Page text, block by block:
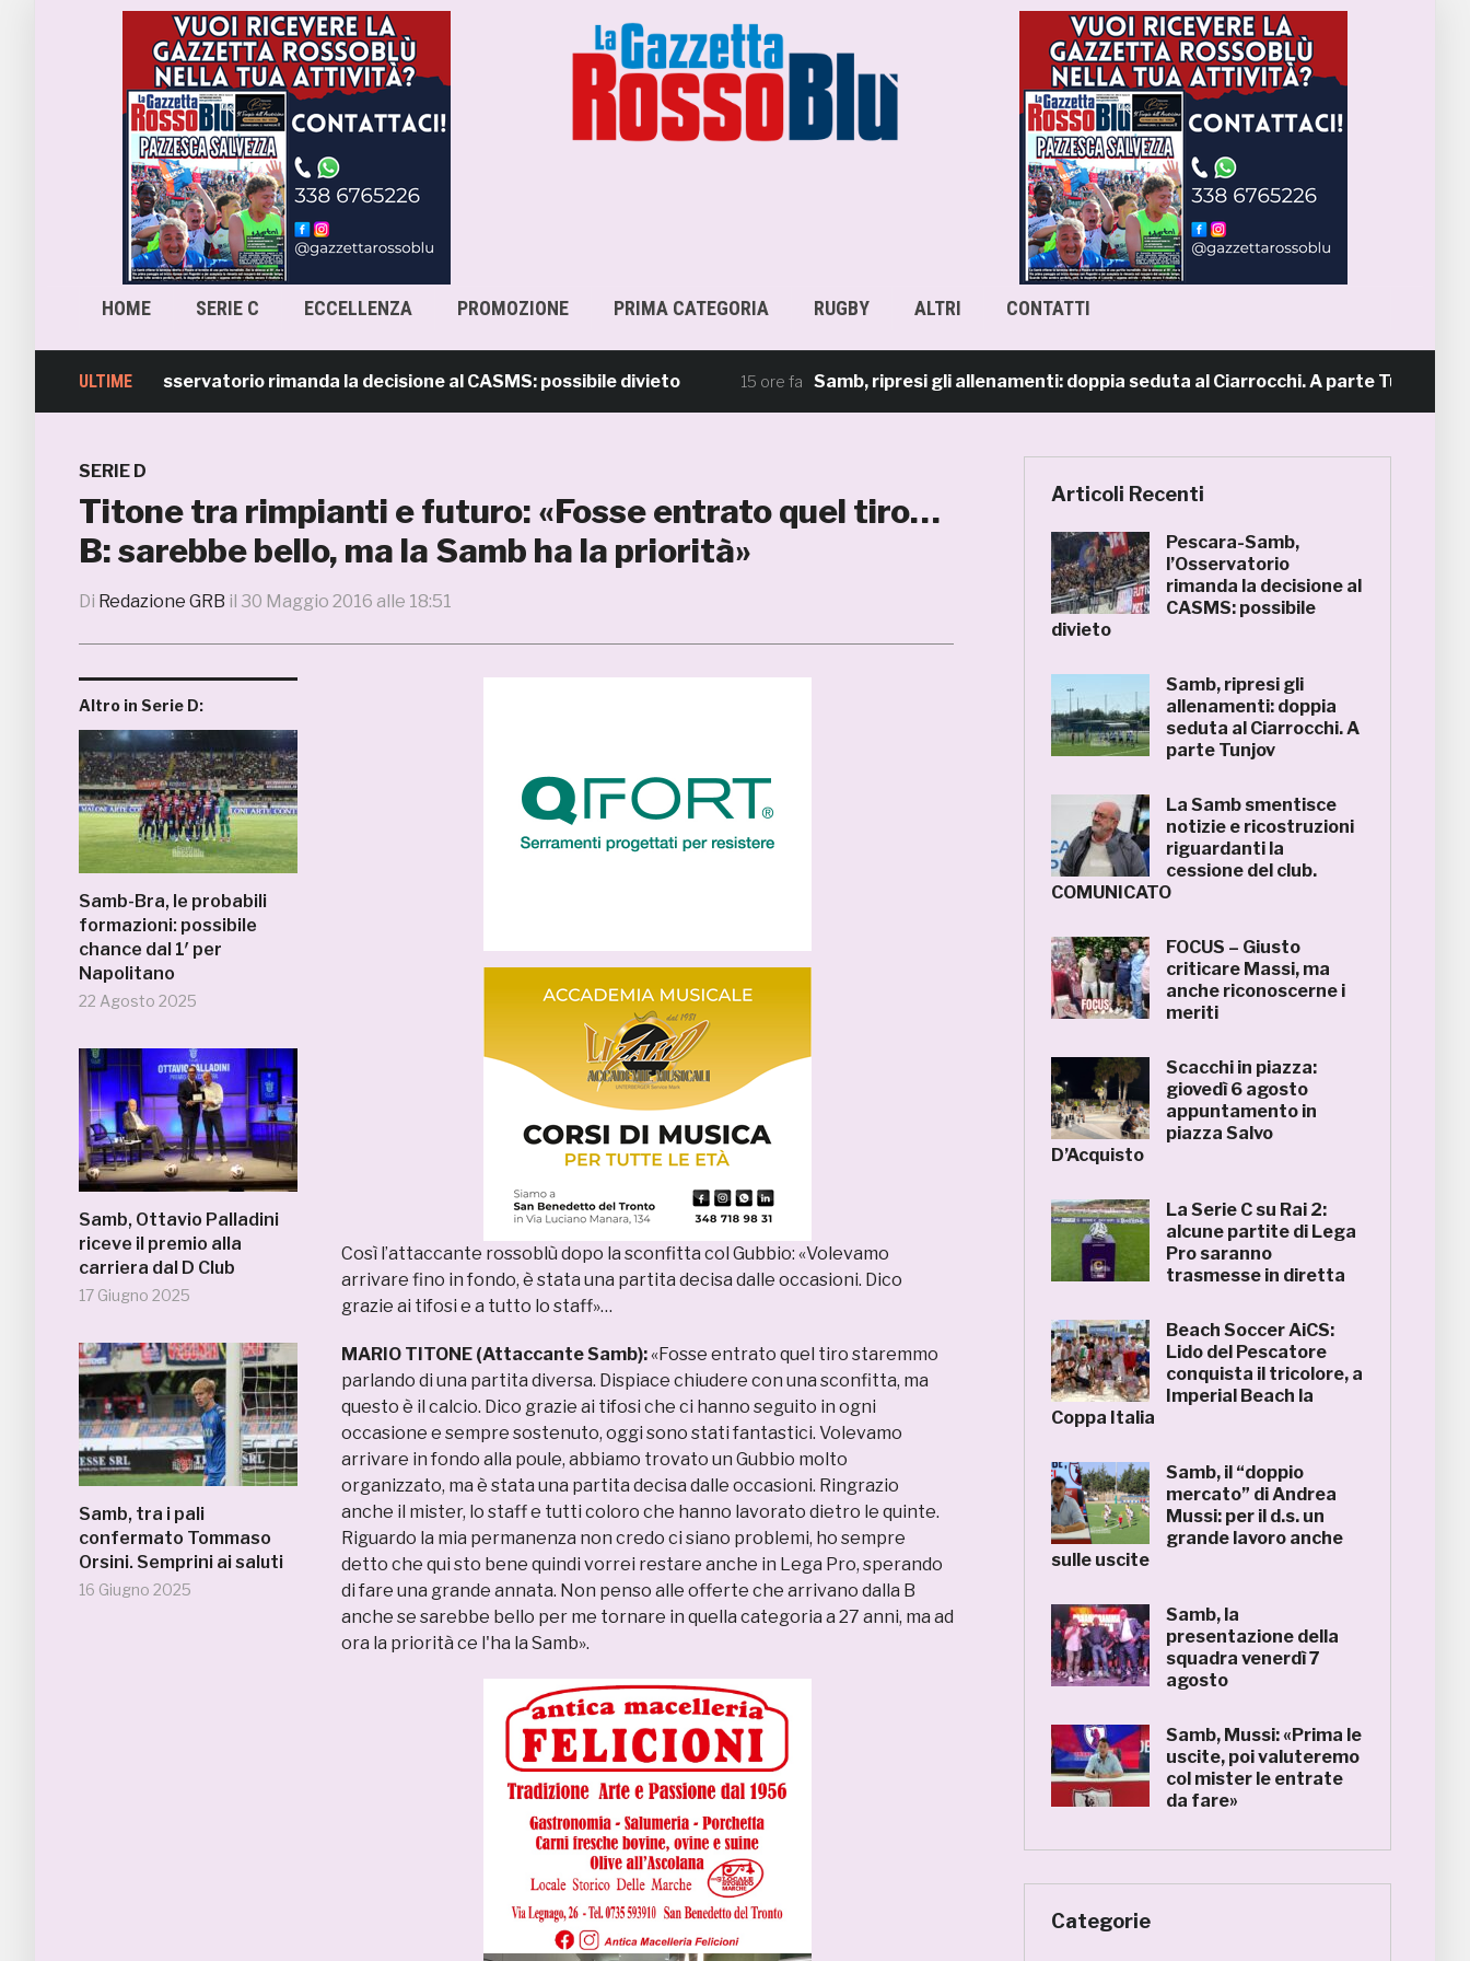
HOME SERIE C ECCELLENZA PROMOZIONE PRIMA CATEGORIA RUGBY ALTRI CONTATTI
ULTIME
Samb, l’Osservatorio rimanda la decisione al CASMS: possibile divieto 15 ore fa Samb, ripresi gli allenamenti: doppia seduta al Ciarrocchi. A parte Tunjov
SERIE D
Titone tra rimpianti e futuro: «Fosse entrato quel tiro…
B: sarebbe bello, ma la Samb ha la priorità»
Di Redazione GRB il 30 Maggio 2016 alle 18:51
Altro in Serie D:
Samb-Bra, le probabili
formazioni: possibile
chance dal 1′ per
Napolitano
22 Agosto 2025
Samb, Ottavio Palladini
riceve il premio alla
carriera dal D Club
17 Giugno 2025
Samb, tra i pali
confermato Tommaso
Orsini. Semprini ai saluti
16 Giugno 2025
Così l’attaccante rossoblù dopo la sconfitta col Gubbio: «Volevamo
arrivare fino in fondo, è stata una partita decisa dalle occasioni. Dico
grazie ai tifosi e a tutto lo staff»…
MARIO TITONE (Attaccante Samb):«Fosse entrato quel tiro staremmo
parlando di una partita diversa. Dispiace chiudere con una sconfitta, ma
questo è il calcio. Dico grazie ai tifosi che ci hanno seguito in ogni
occasione e sempre sostenuto, oggi sono stati fantastici. Volevamo
arrivare in fondo alla poule, abbiamo trovato un Gubbio molto
organizzato, ma è stata una partita decisa dalle occasioni. Ringrazio
anche il mister, lo staff e tutti coloro che hanno lavorato dietro le quinte.
Riguardo la mia permanenza non credo ci siano problemi, ho sempre
detto che qui sto bene quindi vorrei restare anche in Lega Pro, sperando
di fare una grande annata. Non penso alle offerte che arrivano dalla B
anche se sarebbe bello per me tornare in quella categoria a 27 anni, ma ad
ora la priorità ce l'ha la Samb».
Articoli Recenti
Pescara-Samb,
l’Osservatorio
rimanda la decisione al
CASMS: possibile
divieto
Samb, ripresi gli
allenamenti: doppia
seduta al Ciarrocchi. A
parte Tunjov
La Samb smentisce
notizie e ricostruzioni
riguardanti la
cessione del club.
COMUNICATO
FOCUS – Giusto
criticare Massi, ma
anche riconoscerne i
meriti
Scacchi in piazza:
giovedì 6 agosto
appuntamento in
piazza Salvo
D’Acquisto
La Serie C su Rai 2:
alcune partite di Lega
Pro saranno
trasmesse in diretta
Beach Soccer AiCS:
Lido del Pescatore
conquista il tricolore, a
Imperial Beach la
Coppa Italia
Samb, il “doppio
mercato” di Andrea
Mussi: per il d.s. un
grande lavoro anche
sulle uscite
Samb, la
presentazione della
squadra venerdì 7
agosto
Samb, Mussi: «Prima le
uscite, poi valuteremo
col mister le entrate
da fare»
Categorie